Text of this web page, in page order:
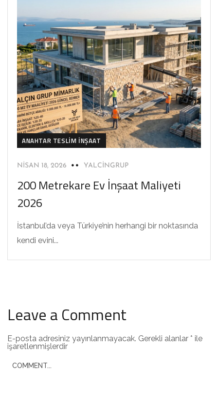
ANAHTAR TESLIM İNŞAAT
NISAN 18, 2026 YALCINGRUP
200 Metrekare Ev İnşaat Maliyeti
2026
İstanbul’da veya Türkiye’nin herhangi bir noktasında
kendi evini...
Leave a Comment
E-posta adresiniz yayınlanmayacak. Gerekli alanlar * ile
işaretlenmişlerdir